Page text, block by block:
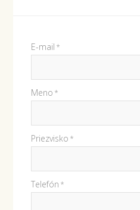
E-mail *
Meno *
Priezvisko *
Telefón *